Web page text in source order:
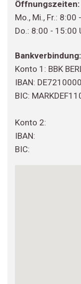
Öffnungszeiten:
Mo., Mi., Fr.: 8:00
Do.: 8:00 - 15:00
Bankverbindung:
Konto 1: BBK
IBAN:
BIC:
Konto 2:
IBAN:
BIC: